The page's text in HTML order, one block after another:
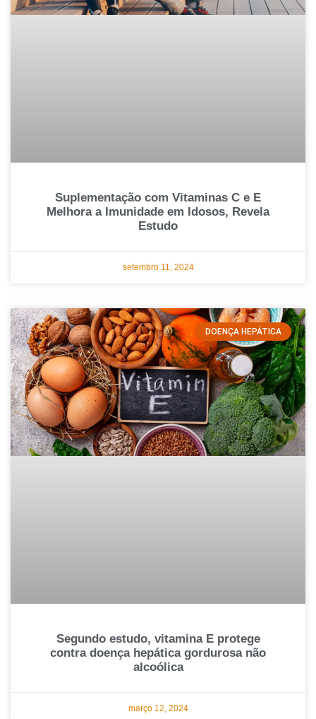
Suplementação com Vitaminas C e E
Melhora a Imunidade em Idosos, Revela
Estudo
setembro 11, 2024
DOENÇA HEPÁTICA
Segundo estudo, vitamina E protege
contra doença hepática gordurosa não
alcoólica
março 12, 2024